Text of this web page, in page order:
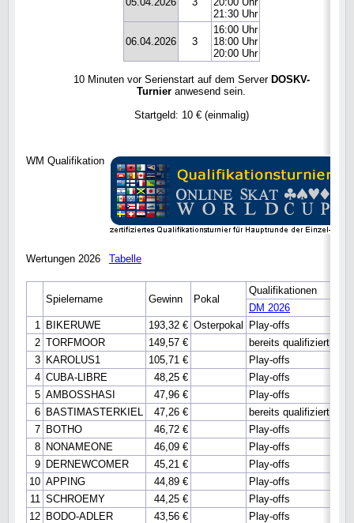
21:30 Uhr
06.04.2026 3
16:00 Uhr
18:00 Uhr
20:00 Uhr
10 Minuten vor Serienstart auf dem Server DOSKV-
Turnier anwesend sein.
Startgeld: 10 € (einmalig)
WM Qualifikation
Wertungen 2026 Tabelle
Spielername Gewinn Pokal
Qualifikationen
DM 2026
1 BIKERUWE 193,32 € Osterpokal Play-offs
2 TORFMOOR 149,57 € bereits qualifiziert
3 KAROLUS1 105,71 € Play-offs
4 CUBA-LIBRE 48,25 € Play-offs
5 AMBOSSHASI 47,96 € Play-offs
6 BASTIMASTERKIEL 47,26 € bereits qualifiziert
7 BOTHO 46,72 € Play-offs
8 NONAMEONE 46,09 € Play-offs
9 DERNEWCOMER 45,21 € Play-offs
10 APPING 44,89 €
Play-offs
11 SCHROEMY 44,25 €
Play-offs
12 BODO-ADLER 43,56 €
Play-offs